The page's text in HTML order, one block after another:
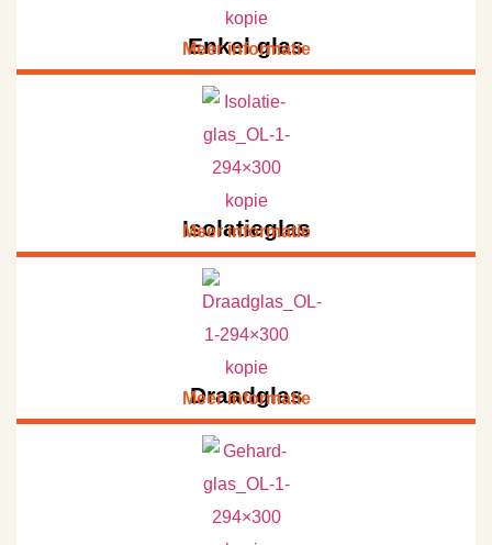
Enkel glas
Meer informatie
Isolatieglas
Meer informatie
Draadglas
Meer informatie